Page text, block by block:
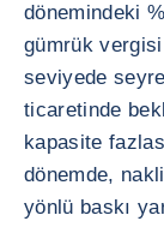
dönemindeki
gümrük
seviyede
ticaretinde
kapasite
dönemde,
yönlü baskı